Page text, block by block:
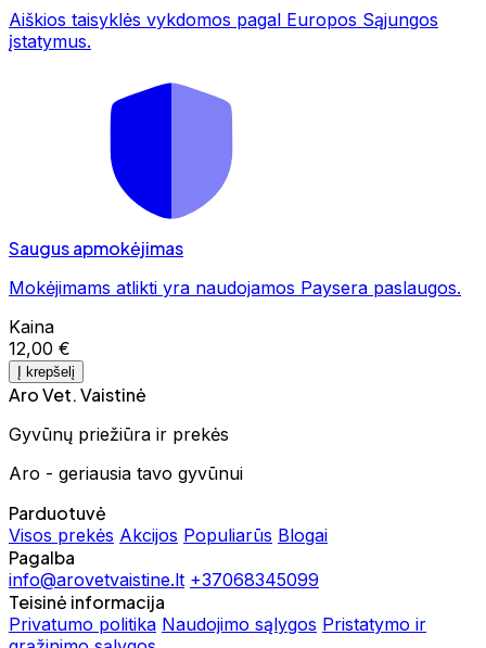
Aiškios taisyklės vykdomos pagal Europos Sąjungos
įstatymus.
Saugus apmokėjimas
Mokėjimams atlikti yra naudojamos Paysera paslaugos.
Kaina
12,00 €
Į krepšelį
Aro Vet. Vaistinė
Gyvūnų priežiūra ir prekės
Aro - geriausia tavo gyvūnui
Parduotuvė
Visos prekės Akcijos Populiarūs Blogai
Pagalba
info@arovetvaistine.lt +37068345099
Teisinė informacija
Privatumo politika Naudojimo sąlygos Pristatymo ir